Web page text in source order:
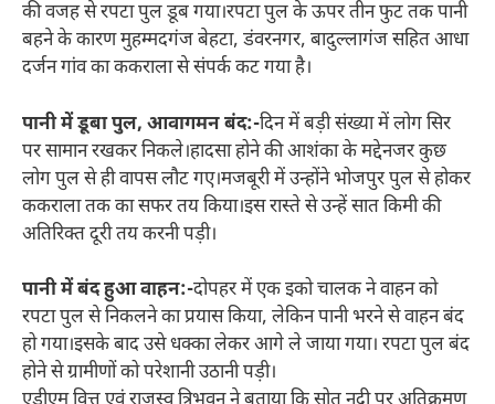
की वजह से रपटा पुल डूब गया।रपटा पुल के ऊपर तीन फुट तक पानी
बहने के कारण मुहम्मदगंज बेहटा, डंवरनगर, बादुल्लागंज सहित आधा
दर्जन गांव का ककराला से संपर्क कट गया है।
पानी में डूबा पुल, आवागमन बंद:-दिन में बड़ी संख्या में लोग सिर
पर सामान रखकर निकले।हादसा होने की आशंका के मद्देनजर कुछ
लोग पुल से ही वापस लौट गए।मजबूरी में उन्होंने भोजपुर पुल से होकर
ककराला तक का सफर तय किया।इस रास्ते से उन्हें सात किमी की
अतिरिक्त दूरी तय करनी पड़ी।
पानी में बंद हुआ वाहन:-दोपहर में एक इको चालक ने वाहन को
रपटा पुल से निकलने का प्रयास किया, लेकिन पानी भरने से वाहन बंद
हो गया।इसके बाद उसे धक्का लेकर आगे ले जाया गया। रपटा पुल बंद
होने से ग्रामीणों को परेशानी उठानी पड़ी।